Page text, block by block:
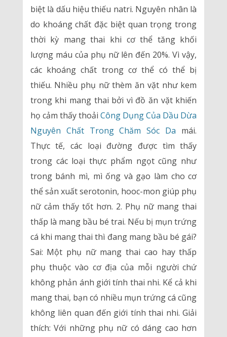
biệt là dấu hiệu thiếu natri. Nguyên nhân là
do khoáng chất đặc biệt quan trọng trong
thời kỳ mang thai khi cơ thể tăng khối
lượng máu của phụ nữ lên đến 20%. Vì vậy,
các khoáng chất trong cơ thể có thể bị
thiếu. Nhiều phụ nữ thèm ăn vặt như kem
trong khi mang thai bởi vì đồ ăn vặt khiến
họ cảm thấy thoải Công Dụng Của Dầu Dừa
Nguyên Chất Trong Chăm Sóc Da mái.
Thực tế, các loại đường được tìm thấy
trong các loại thực phẩm ngọt cũng như
trong bánh mì, mì ống và gạo làm cho cơ
thể sản xuất serotonin, hooc-mon giúp phụ
nữ cảm thấy tốt hơn. 2. Phụ nữ mang thai
thấp là mang bầu bé trai. Nếu bị mụn trứng
cá khi mang thai thì đang mang bầu bé gái?
Sai: Một phụ nữ mang thai cao hay thấp
phụ thuộc vào cơ địa của mỗi người chứ
không phản ánh giới tính thai nhi. Kể cả khi
mang thai, bạn có nhiều mụn trứng cá cũng
không liên quan đến giới tính thai nhi. Giải
thích: Với những phụ nữ có dáng cao hơn